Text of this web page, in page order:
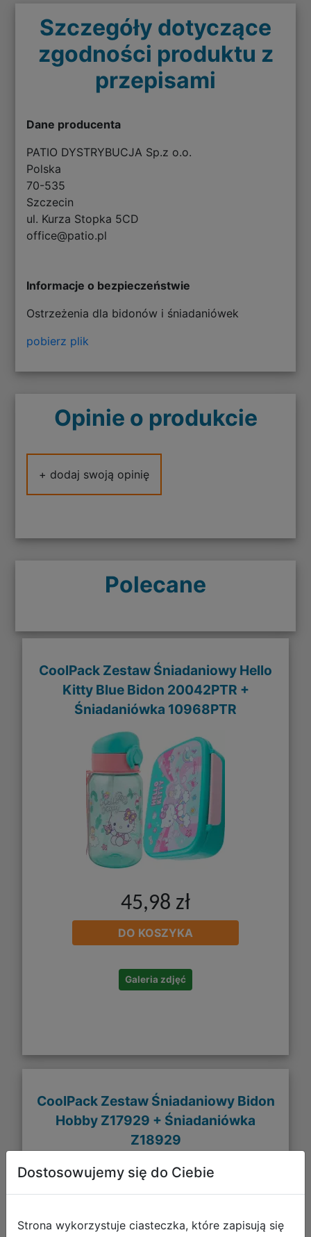
Szczegóły dotyczące
zgodności produktu z
przepisami
Dane producenta
PATIO DYSTRYBUCJA Sp.z o.o.
Polska
70-535
Szczecin
ul. Kurza Stopka 5CD
office@patio.pl
Informacje o bezpieczeństwie
Ostrzeżenia dla bidonów i śniadaniówek
pobierz plik
Opinie o produkcie
+ dodaj swoją opinię
Polecane
CoolPack Zestaw Śniadaniowy Hello
Kitty Blue Bidon 20042PTR +
Śniadaniówka 10968PTR
45,98 zł
DO KOSZYKA
Galeria zdjęć
CoolPack Zestaw Śniadaniowy Bidon
Hobby Z17929 + Śniadaniówka
Z18929
Dostosowujemy się do Ciebie
Strona wykorzystuje ciasteczka, które zapisują się